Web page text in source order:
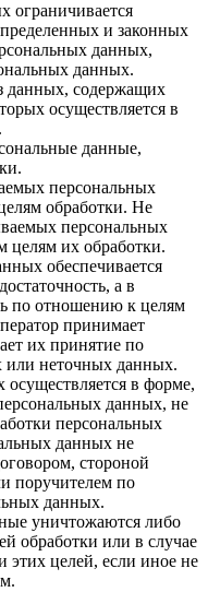
ограничивается
и законных
данных,
данных.
данных, содержащих
осуществляется в
данные,
персональных
обработки. Не
персональных
их обработки.
обеспечивается
а в
по отношению к целям
принимает
их принятие по
неточных данных.
в форме,
данных, не
персональных
данных не
стороной
поручителем по
данных.
уничтожаются либо
обработки или в случае
этих целей, если иное не